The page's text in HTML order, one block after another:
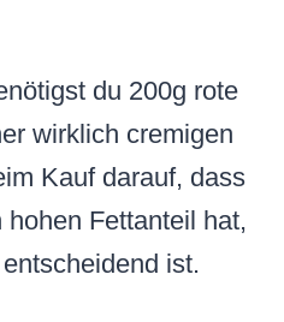
du 200g rote
wirklich cremigen
Kauf darauf, dass
Fettanteil hat,
ist.